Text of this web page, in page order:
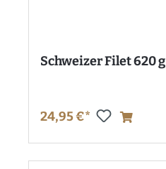
Schweizer Filet 620 g
24,95 €*